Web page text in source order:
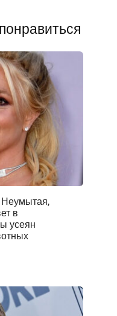
Неумытая,
в
усеян